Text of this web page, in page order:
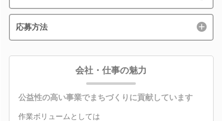
応募方法
会社・仕事の魅力
公益性の高い事業でまちづくりに貢献しています
作業ボリュームとしては